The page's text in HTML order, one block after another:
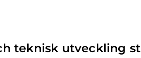
teknisk utveckling